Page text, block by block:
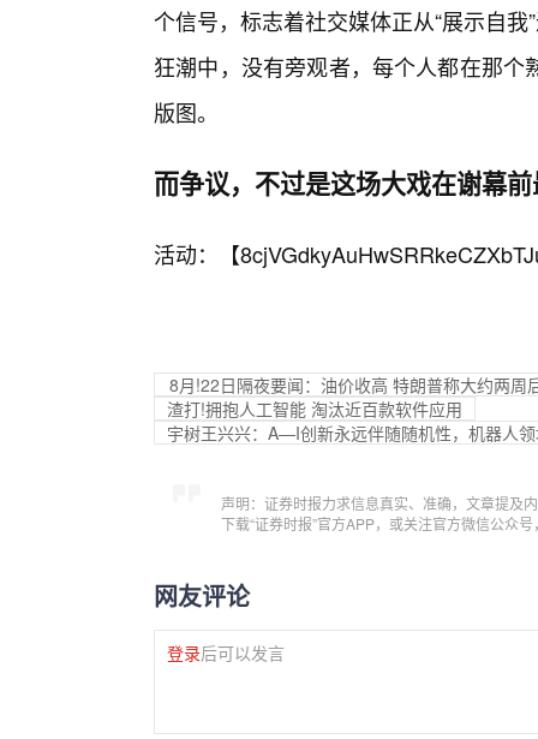
个信号，标志着社交媒体正从“展示自
狂潮中，没有旁观者，每个人都在那
版图。
而争议，不过是这场大戏在谢幕
活动：【
8月!22日隔夜要闻：油价收高 特朗普称大约两
渣打!拥抱人工智能 淘汰近百款软件应用
宇树王兴兴：A—I创新永远伴随随机性，机器人
声明：证券时报力求信息真实、准确，文章提及
下载“证券时报”官方APP，或关注官方微信公众
网友评论
登录后可以发言